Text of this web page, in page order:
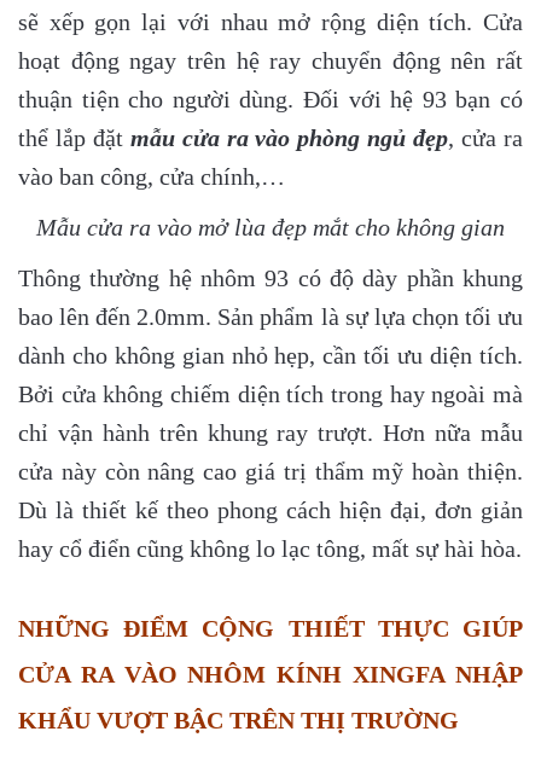
sẽ xếp gọn lại với nhau mở rộng diện tích. Cửa
hoạt động ngay trên hệ ray chuyển động nên rất
thuận tiện cho người dùng. Đối với hệ 93 bạn có
thể lắp đặt mẫu cửa ra vào phòng ngủ đẹp, cửa ra
vào ban công, cửa chính,…
Mẫu cửa ra vào mở lùa đẹp mắt cho không gian
Thông thường hệ nhôm 93 có độ dày phần khung
bao lên đến 2.0mm. Sản phẩm là sự lựa chọn tối ưu
dành cho không gian nhỏ hẹp, cần tối ưu diện tích.
Bởi cửa không chiếm diện tích trong hay ngoài mà
chỉ vận hành trên khung ray trượt. Hơn nữa mẫu
cửa này còn nâng cao giá trị thẩm mỹ hoàn thiện.
Dù là thiết kế theo phong cách hiện đại, đơn giản
hay cổ điển cũng không lo lạc tông, mất sự hài hòa.
NHỮNG ĐIỂM CỘNG THIẾT THỰC GIÚP
CỬA RA VÀO NHÔM KÍNH XINGFA NHẬP
KHẨU VƯỢT BẬC TRÊN THỊ TRƯỜNG